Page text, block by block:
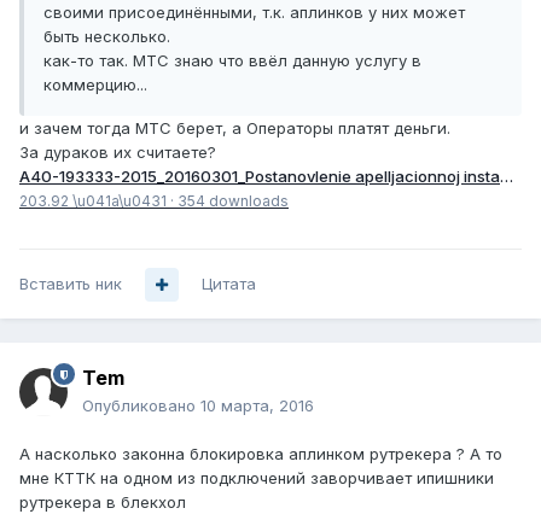
своими присоединёнными, т.к. аплинков у них может
быть несколько.
как-то так. МТС знаю что ввёл данную услугу в
коммерцию...
и зачем тогда МТС берет, а Операторы платят деньги.
За дураков их считаете?
A40-193333-2015_20160301_Postanovlenie apelljacionnoj instancii (rezoljutivnaja chast.pdf
203.92 \u041a\u0431 · 354 downloads
Вставить ник Цитата
Tem
Опубликовано 10 марта, 2016
А насколько законна блокировка аплинком рутрекера ? А то
мне КТТК на одном из подключений заворчивает ипишники
рутрекера в блекхол